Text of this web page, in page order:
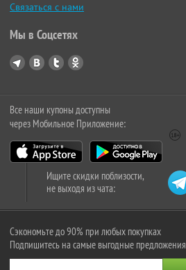
Связаться с нами
Мы в Соцсетях
Все наши купоны доступны
через Мобильное Приложение:
Ищите скидки поблизости,
не выходя из чата:
Сэкономьте до 90% при любых покупках
Подпишитесь на самые выгодные предложения